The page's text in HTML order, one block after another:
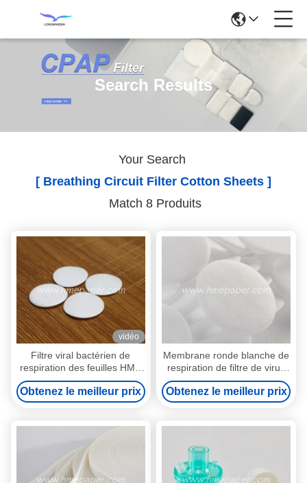
Search Results
Your Search
[ Breathing Circuit Filter Cotton Sheets ]
Match 8 Produits
vidéo
Filtre viral bactérien de
respiration des feuilles HME
de coton de filtre de circuit
Obtenez le meilleur prix
Membrane ronde blanche de
respiration de filtre de virus
de coton de filtre de circuit
Obtenez le meilleur prix